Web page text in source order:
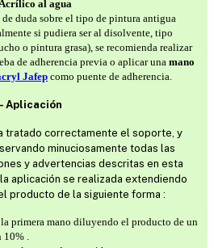
Acrílico al agua
de duda sobre el tipo de pintura antigua
si pudiera ser al disolvente, tipo
o pintura grasa), se recomienda realizar
de adherencia previa o aplicar una mano
Jafepcomo puente de adherencia.
Aplicación
tratado correctamente el soporte, y
minuciosamente todas las
y advertencias descritas en esta
aplicación se realizada extendiendo
producto de la siguiente forma :
primera mano diluyendo el producto de un
.